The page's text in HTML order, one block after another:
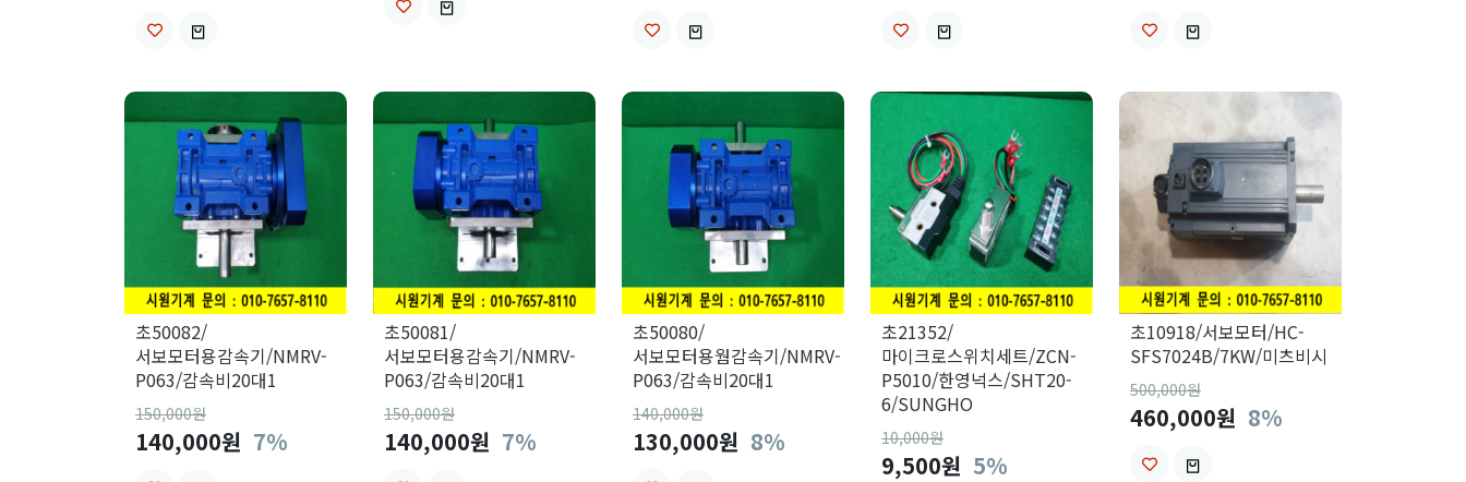
초50082/
서보모터용감속기/NMRV-
P063/감속비20대1
150,000원
140,000원 7%
초50081/
서보모터용감속기/NMRV-
P063/감속비20대1
150,000원
140,000원 7%
초50080/
서보모터용웜감속기/NMRV-
P063/감속비20대1
140,000원
130,000원 8%
초21352/
마이크로스위치세트/ZCN-
P5010/한영넉스/SHT20-
6/SUNGHO
10,000원
9,500원 5%
초10918/서보모터/HC-
SFS7024B/7KW/미츠비시
500,000원
460,000원 8%